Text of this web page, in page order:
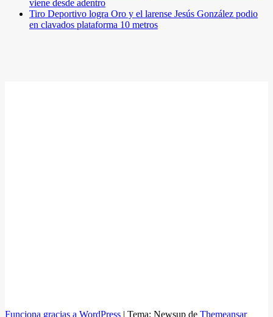
viene desde adentro
Tiro Deportivo logra Oro y el larense Jesús González podio
en clavados plataforma 10 metros
Funciona gracias a WordPress | Tema: Newsup de Themeansar